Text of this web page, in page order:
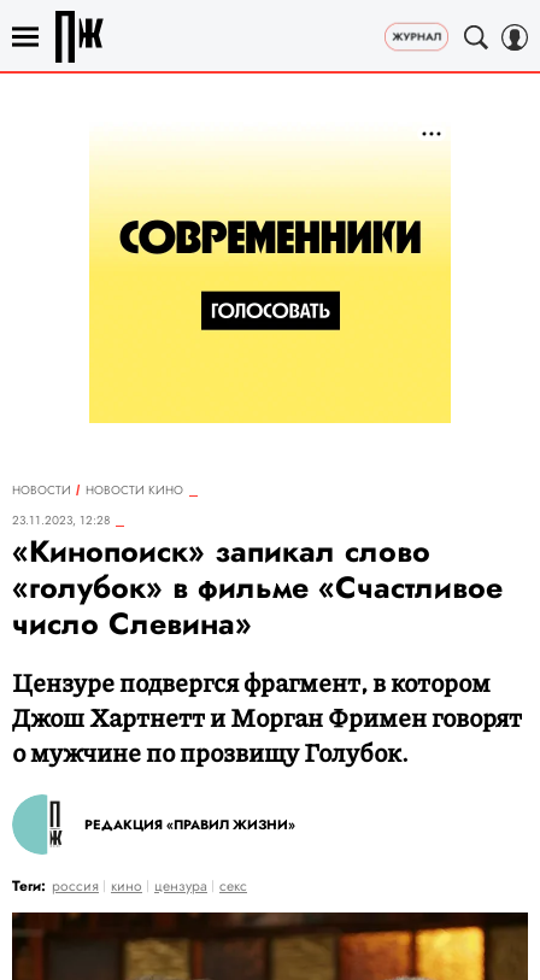
НОВОСТИ
НОВОСТИ КИНО
23.11.2023, 12:28
«Кинопоиск» запикал слово
«голубок» в фильме «Счастливое
число Слевина»
Цензуре подвергся фрагмент, в котором
Джош Хартнетт и Морган Фримен говорят
о мужчине по прозвищу Голубок.
РЕДАКЦИЯ «ПРАВИЛ ЖИЗНИ»
Теги: россия кино цензура секс